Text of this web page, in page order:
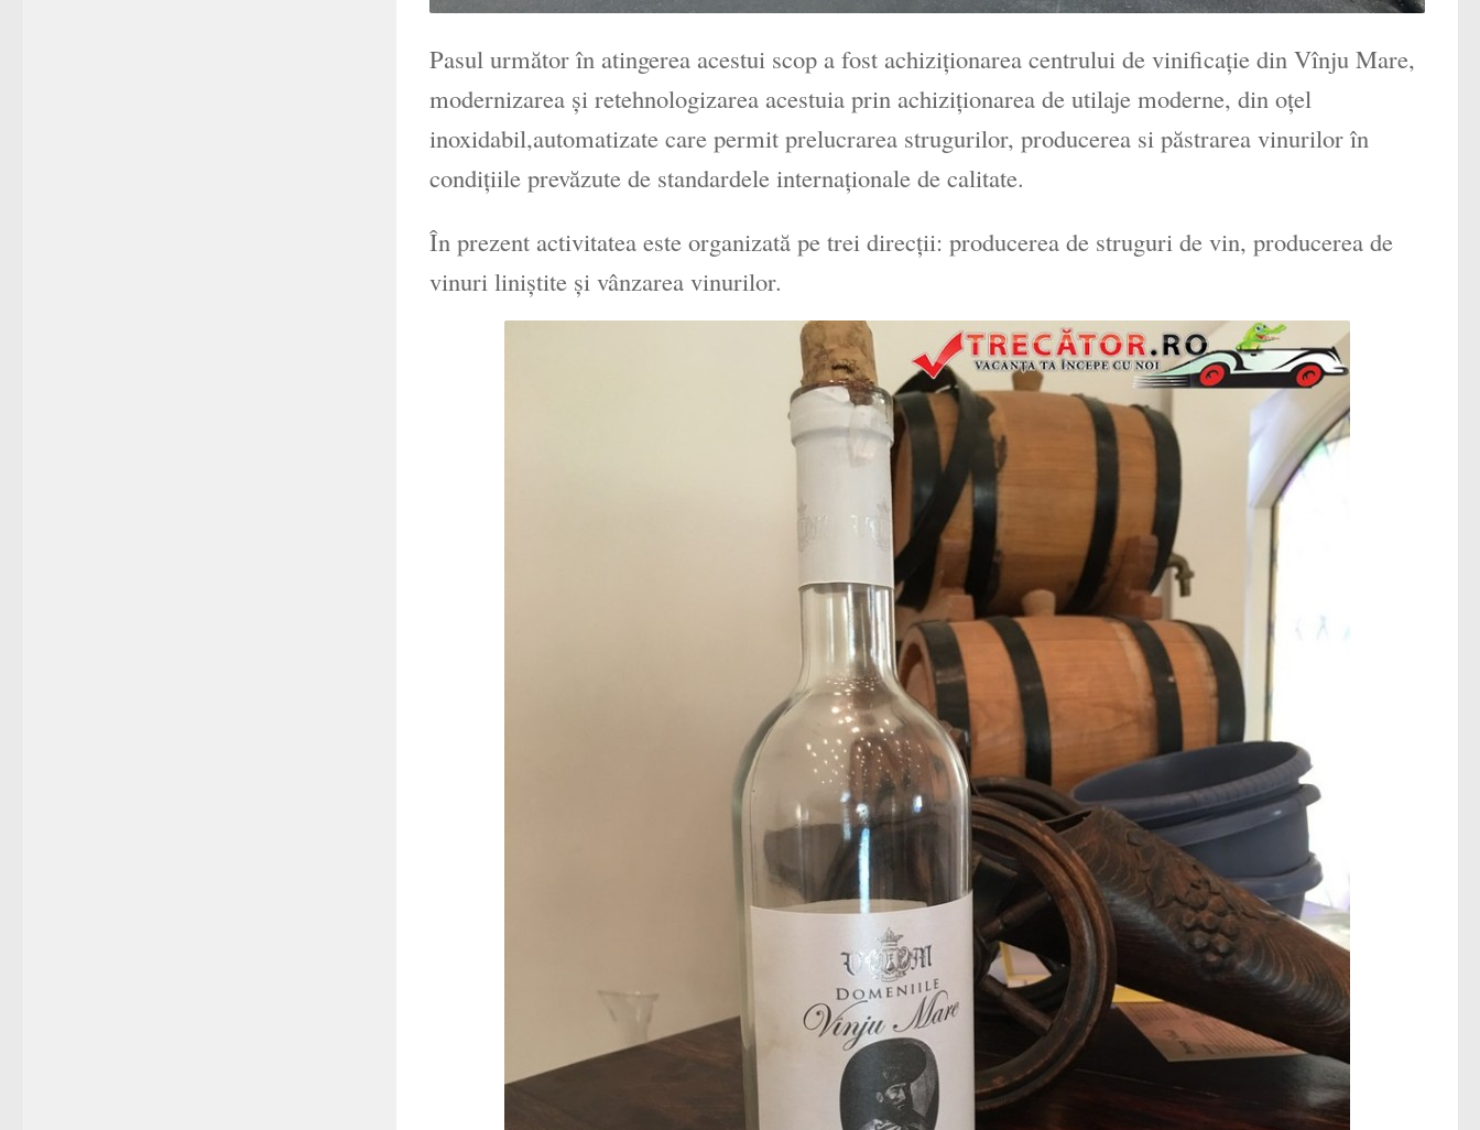
Pasul următor în atingerea acestui scop a fost achiziţionarea centrului de vinificaţie din Vînju Mare,
modernizarea şi retehnologizarea acestuia prin achiziţionarea de utilaje moderne, din oţel
inoxidabil,automatizate care permit prelucrarea strugurilor, producerea si păstrarea vinurilor în
condiţiile prevăzute de standardele internaţionale de calitate.
În prezent activitatea este organizată pe trei direcţii: producerea de struguri de vin, producerea de
vinuri liniştite şi vânzarea vinurilor.